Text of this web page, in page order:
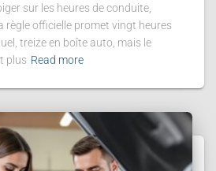
sur les heures de conduite,
règle officielle promet vingt heures
treize en boîte auto, mais le
plus Read more